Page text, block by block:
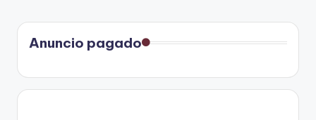
Anuncio pagado